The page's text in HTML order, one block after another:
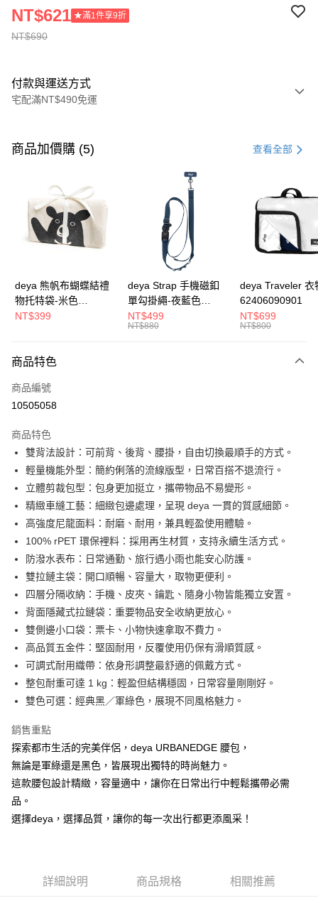
NT$690
NT$621 ★滿1件享9折
付款與運送方式
宅配滿NT$490免運
信用卡一次付款
3 期 0 利率 每期 21家銀行
合作金庫商業銀行
第一商業銀行
華南商業銀行
彰化商業銀行
上海商業儲蓄銀行
台北富邦商業銀行
兆豐國際商業銀行
臺灣中小企業銀行
台中商業銀行
匯豐（台灣）商業銀行
華泰商業銀行
聯邦商業銀行
遠東國際商業銀行
元大商業銀行
台灣樂天信用卡公司
超商取貨付款
街口支付
全盈+PAY
AFTEE先享後付
便利好安心！
１．簡單：不需註冊會員、不需綁卡、不需儲值。
２．便利：只要手機號碼，簡訊認證，即可結帳。
３．安心：先確認商品／服務後，再付款。
【「AFTEE先享後付」結帳流程】
１．於結帳方式選擇「AFTEE先享後付」後，將跳轉至「AFTEE先享後付」
結帳頁面，進行簡訊認證並確認金額後，即可完成結帳。
２．訂單成立數日內，您將收到繳費通知簡訊。
３．收到繳費通知簡訊後14天內，點擊此簡訊中的連結，可透過四大超商／
※ 請注意：結帳手續完成當下不需立刻繳費，但若您需要取消訂單，請聯絡
購買商品的店家。未經商家同意取消之訂單仍視為有效，需透過AFTEE先享
後付繳納相關費用。
※ 交易是否成功請以「AFTEE先享後付 」之結帳頁面顯示為準，若有關於
是否繳費成功／繳費後需取消欲退款等相關疑問，請聯繫「AFTEE先享後付
客戶支援中心」https://netprotections.freshdesk.com/support/home
【注意事項】
１．透過由恩沛科技股份有限公司提供之「AFTEE先享後付」服務完成之交
易，需依本服務之必要範圍內提供個人資料，並將交易相關給付款項請求債
權轉讓予恩沛科技股份有限公司。
https://aftee.tw/terms/#terms3
３．未成年的使用者請事先徵得法定代理人或監護人之同意方可使用
「AFTEE先享後付」，若未經同意申辦者引起之損失，本公司不負相關責
任。
４．使用「AFTEE先享後付」時，將依據個別帳號之用戶狀況，依本公司即
時審查核予不同之上限額度；若仍有額度不足之情形，本公司將視審查結果
５．嚴禁一人註冊多個帳號或使用他人資訊註冊。若發現惡意使用之情形，
運送方式
【全家】取貨付款
每筆NT$90，滿NT$990(含以上)免運費
【7-11】取貨付款
每筆NT$90，滿NT$990(含以上)免運費
【宅配】
每筆NT$90，滿NT$490(含以上)免運費
【郵寄】離島／外島
每筆NT$150，滿NT$990(含以上)免運費
商品加價購 (5) 查看全部
deya 熊帆布蝴蝶結禮
物托特袋-米色
22020409
NT$399
deya Strap 手機磁釦
單勾掛繩-夜藍色
62611105501
NT$499
NT$880
deya Traveler 衣
62406090901
NT$699
NT$800
商品特色
商品編號
10505058
商品特色
雙背法設計：可前背、後背、腰掛，自由切換最順手的方式。
輕量機能外型：簡約俐落的流線版型，日常百搭不退流行。
立體剪裁包型：包身更加挺立，攜帶物品不易變形。
精緻車縫工藝：細緻包邊處理，呈現 deya 一貫的質感細節。
高強度尼龍面料：耐磨、耐用，兼具輕盈使用體驗。
100% rPET 環保裡料：採用再生材質，支持永續生活方式。
防潑水表布：日常通勤、旅行遇小雨也能安心防護。
雙拉鏈主袋：開口順暢、容量大，取物更便利。
四層分隔收納：手機、皮夾、鑰匙、隨身小物皆能獨立安置。
背面隱藏式拉鏈袋：重要物品安全收納更放心。
雙側邊小口袋：票卡、小物快速拿取不費力。
高品質五金件：堅固耐用，反覆使用仍保有滑順質感。
可調式耐用織帶：依身形調整最舒適的佩戴方式。
整包耐重可達 1 kg：輕盈但結構穩固，日常容量剛剛好。
雙色可選：經典黑／軍綠色，展現不同風格魅力。
銷售重點
探索都市生活的完美伴侶，deya URBANEDGE 腰包，
無論是軍綠還是黑色，皆展現出獨特的時尚魅力。
這款腰包設計精緻，容量適中，讓你在日常出行中輕鬆攜帶必需
品。
選擇deya，選擇品質，讓你的每一次出行都更添風采！
詳細說明 商品規格 相關推薦